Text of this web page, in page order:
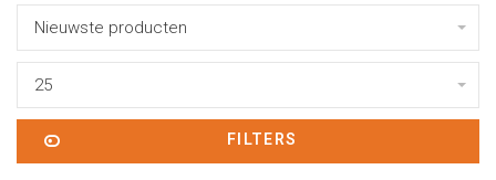
Nieuwste producten
25
FILTERS